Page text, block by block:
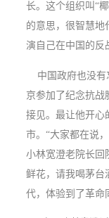
长。这个组织叫“
的意思，很智慧地
演自己在中国的反
中国政府也没有
京参加了纪念抗战
接见。最让他开心
市。“大家都在说
小林宽澄老院长回
鲜花，请我喝茅台
代，体验到了革命